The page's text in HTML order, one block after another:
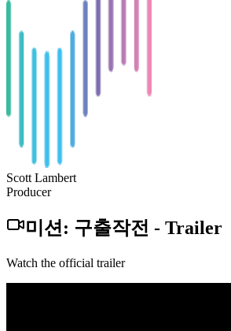
Scott Lambert
Producer
미션: 구출작전 - Trailer
Watch the official trailer